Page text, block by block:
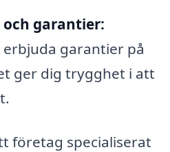
garantier:
garantier på
ger dig trygghet i att
företag specialiserat